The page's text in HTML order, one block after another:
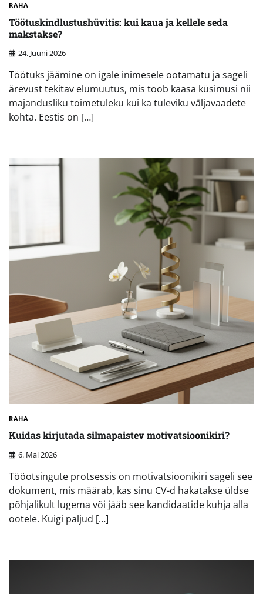
RAHA
Töötuskindlustushüvitis: kui kaua ja kellele seda
makstakse?
24. Juuni 2026
Töötuks jäämine on igale inimesele ootamatu ja sageli
ärevust tekitav elumuutus, mis toob kaasa küsimusi nii
majandusliku toimetuleku kui ka tuleviku väljavaadete
kohta. Eestis on […]
RAHA
Kuidas kirjutada silmapaistev motivatsioonikiri?
6. Mai 2026
Tööotsingute protsessis on motivatsioonikiri sageli see
dokument, mis määrab, kas sinu CV-d hakatakse üldse
põhjalikult lugema või jääb see kandidaatide kuhja alla
ootele. Kuigi paljud […]